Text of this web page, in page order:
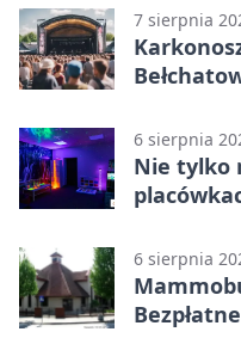
7 sierpnia
6 sierpnia
Nie tylko
6 sierpnia